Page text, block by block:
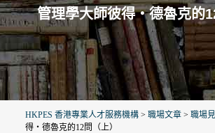
管理學大師彼得‧德魯克的
HKPES 香港專業人才服務機構 > 職場文章 > 職場
得‧德魯克的12問（上）